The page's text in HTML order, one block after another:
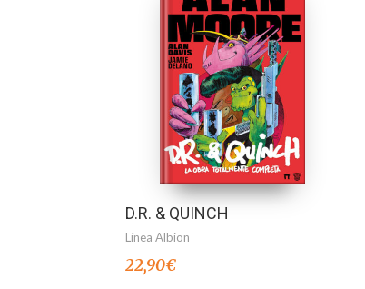
D.R. & QUINCH
Línea Albion
22,90€